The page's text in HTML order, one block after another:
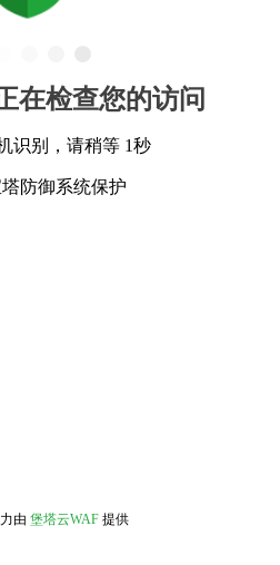
在检查您的访问
识别，请稍等 1秒
防御系统保护
由 堡塔云WAF 提供